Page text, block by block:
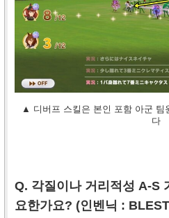
▲ 디버프 스킬은 본인 포함 아군 팀
다
Q. 각질이나 거리적성 A-S
요한가요? (인벤닉 : BLEST